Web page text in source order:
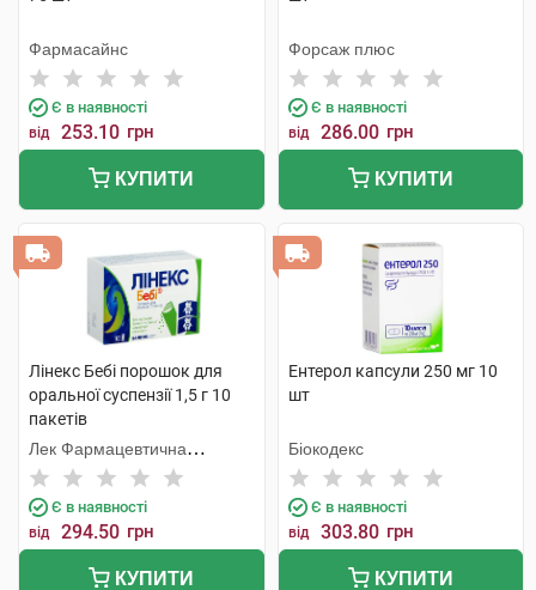
Фармасайнс
Є в наявності
від 253.10 грн
КУПИТИ
Форсаж плюс
Є в наявності
від 286.00 грн
КУПИТИ
Лінекс Бебі порошок для
оральної суспензії 1,5 г 10
пакетів
Лек Фармацевтична
компанія
Є в наявності
від 294.50 грн
КУПИТИ
Ентерол капсули 250 мг 10
шт
Біокодекс
Є в наявності
від 303.80 грн
КУПИТИ